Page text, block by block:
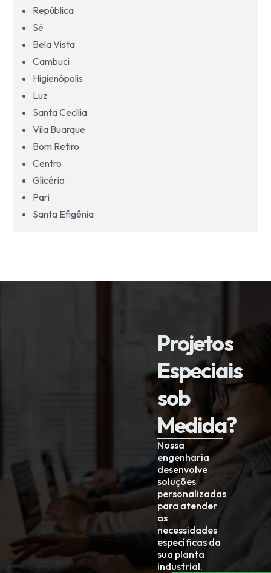
República
Sé
Bela Vista
Cambuci
Higienópolis
Luz
Santa Cecília
Vila Buarque
Bom Retiro
Centro
Glicério
Pari
Santa Efigênia
Projetos
Especiais
sob
Medida?
Nossa
engenharia
desenvolve
soluções
personalizadas
para atender
as
necessidades
específicas da
sua planta
industrial.